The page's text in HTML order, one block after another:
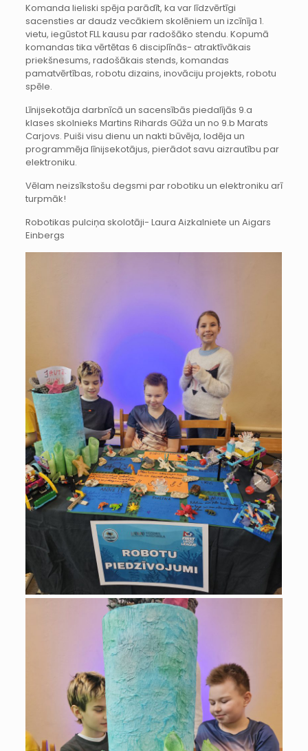
Komanda lieliski spēja parādīt, ka var līdzvērtīgi
sacensties ar daudz vecākiem skolēniem un izcīnīja 1.
vietu, iegūstot FLL kausu par radošāko stendu. Kopumā
komandas tika vērtētas 6 disciplīnās- atraktīvākais
priekšnesums, radošākais stends, komandas
pamatvērtības, robotu dizains, inovāciju projekts, robotu
spēle.
Līnijsekotāja darbnīcā un sacensībās piedalījās 9.a
klases skolnieks Martins Rihards Gūža un no 9.b Marats
Carjovs. Puiši visu dienu un nakti būvēja, lodēja un
programmēja līnijsekotājus, pierādot savu aizrautību par
elektroniku.
Vēlam neizsīkstošu degsmi par robotiku un elektroniku arī
turpmāk!
Robotikas pulciņa skolotāji- Laura Aizkalniete un Aigars
Einbergs